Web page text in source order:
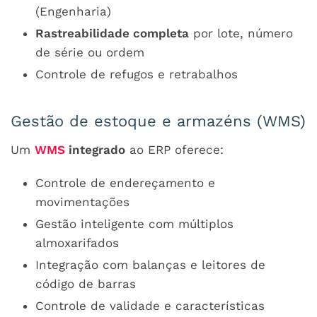
(Engenharia)
Rastreabilidade completa por lote, número
de série ou ordem
Controle de refugos e retrabalhos
Gestão de estoque e armazéns (WMS)
Um WMS integrado ao ERP oferece:
Controle de endereçamento e
movimentações
Gestão inteligente com múltiplos
almoxarifados
Integração com balanças e leitores de
código de barras
Controle de validade e características